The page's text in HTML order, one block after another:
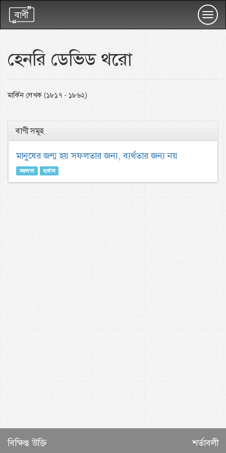
হেনরি ডেভিড থরো
মার্কিন লেখক (১৮১৭ - ১৮৬২)
বাণী সমূহ
মানুষের জন্ম হয় সফলতার জন্য, ব্যর্থতার জন্য নয়
সফলতা ব্যর্থতা
বিক্ষিপ্ত উক্তি শর্তাবলী